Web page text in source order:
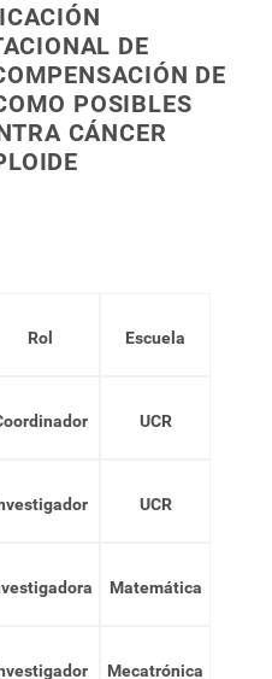
DE
DE
POSIBLES
CÁNCER
Rol Escuela
UCR
UCR
Matemática
Mecatrónica